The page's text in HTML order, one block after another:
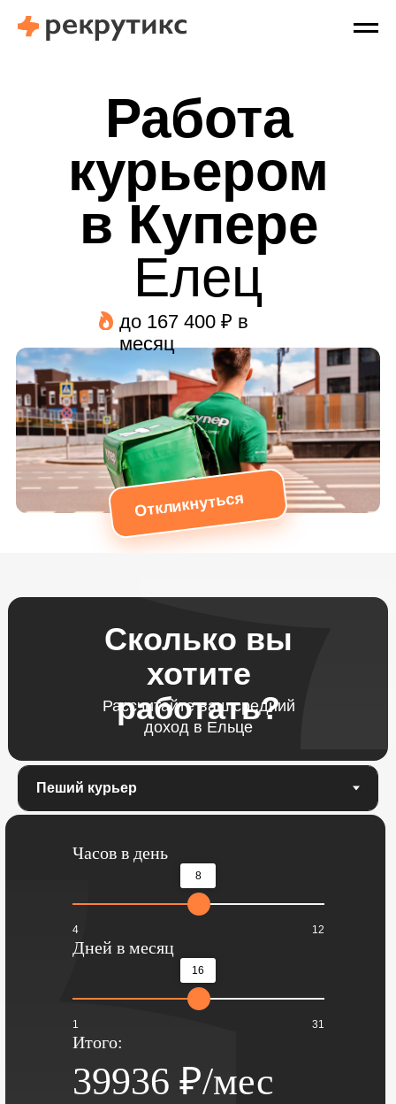
Работа
курьером
в Купере
Елец
Откликнуться
до 167 400 ₽ в
месяц
Сколько вы
хотите
работать?
Рассчитайте ваш средний
доход в Ельце
Часов в день
8
4 12
Дней в месяц
16
1 31
Итого:
39936 ₽/мес